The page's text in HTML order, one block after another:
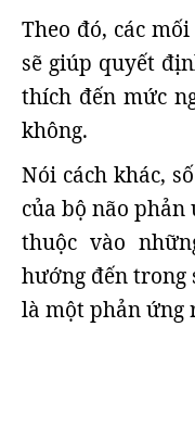
Theo đó, các
sẽ giúp quyết
thích đến mức
không.
Nói cách khác,
của bộ não
thuộc vào
hướng đến trong
là một phản ứng